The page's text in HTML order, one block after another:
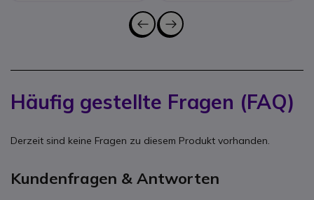
Häufig gestellte Fragen (FAQ)
Derzeit sind keine Fragen zu diesem Produkt vorhanden.
Kundenfragen & Antworten